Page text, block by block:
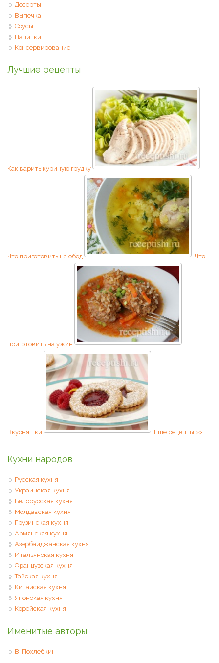
Десерты
Выпечка
Соусы
Напитки
Консервирование
Лучшие рецепты
Как варить куриную грудку
Что приготовить на обед Что
приготовить на ужин
Вкусняшки Еще рецепты >>
Кухни народов
Русская кухня
Украинская кухня
Белорусская кухня
Молдавская кухня
Грузинская кухня
Армянская кухня
Азербайджанская кухня
Итальянская кухня
Французская кухня
Тайская кухня
Китайская кухня
Японская кухня
Корейская кухня
Именитые авторы
В. Похлебкин